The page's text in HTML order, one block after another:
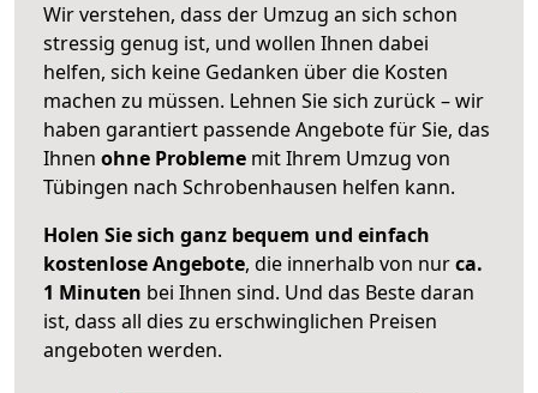
Wir verstehen, dass der Umzug an sich schon
stressig genug ist, und wollen Ihnen dabei
helfen, sich keine Gedanken über die Kosten
machen zu müssen. Lehnen Sie sich zurück – wir
haben garantiert passende Angebote für Sie, das
Ihnen ohne Probleme mit Ihrem Umzug von
Tübingen nach Schrobenhausen helfen kann.
Holen Sie sich ganz bequem und einfach
kostenlose Angebote, die innerhalb von nurca.
1 Minuten bei Ihnen sind. Und das Beste daran
ist, dass all dies zu erschwinglichen Preisen
angeboten werden.